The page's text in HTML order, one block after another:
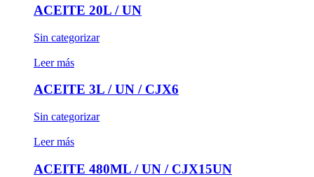
ACEITE 20L / UN
Sin categorizar
Leer más
ACEITE 3L / UN / CJX6
Sin categorizar
Leer más
ACEITE 480ML / UN / CJX15UN